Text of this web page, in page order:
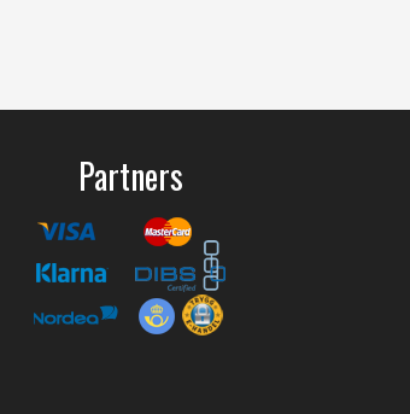
Partners